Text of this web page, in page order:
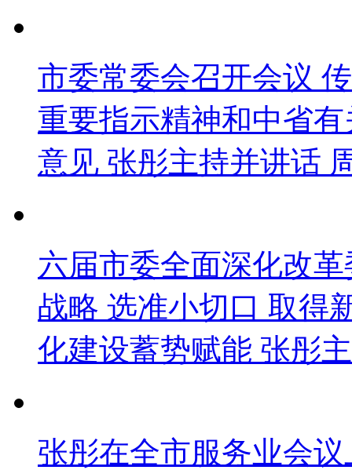
市委常委会召开会议
重要指示精神和中省
意见 张彤主持并讲话
六届市委全面深化改
战略 选准小切口 取得
化建设蓄势赋能 张彤
张彤在全市服务业会